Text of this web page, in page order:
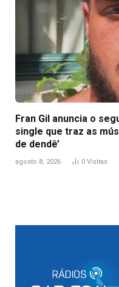
Fran Gil anuncia o
single que traz as
de dendê’
agosto 8, 2026 0 Visitas